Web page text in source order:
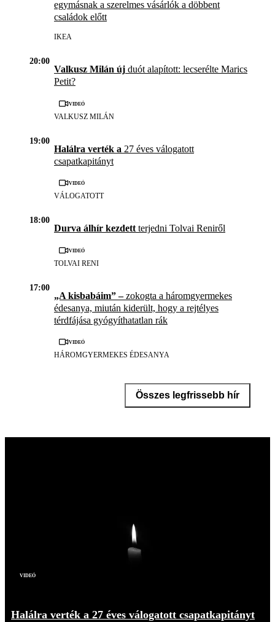
egymásnak a szerelmes vásárlók a döbbent
családok előtt
IKEA
20:00
Valkusz Milán új duót alapított: lecserélte Marics
Petit?
Videó
VALKUSZ MILÁN
19:00
Halálra verték a 27 éves válogatott
csapatkapitányt
Videó
VÁLOGATOTT
18:00
Durva álhír kezdett terjedni Tolvai Reniről
Videó
TOLVAI RENI
17:00
„A kisbabáim” –zokogta a háromgyermekes
édesanya, miután kiderült, hogy a rejtélyes
térdfájása gyógyíthatatlan rák
Videó
HÁROMGYERMEKES ÉDESANYA
Összes legfrissebb hír
Videó
Halálra verték a 27 éves válogatott csapatkapitányt